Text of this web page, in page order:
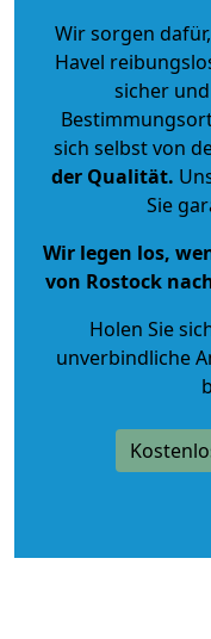
Wir sorgen
Havel
sicher
sich selbst von
der Qualität.
Sie
Wir legen los,
von Rostock
Holen Sie
unverbindliche